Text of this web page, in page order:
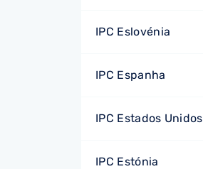
IPC Eslovénia
IPC Espanha
IPC Estados Unidos
IPC Estónia